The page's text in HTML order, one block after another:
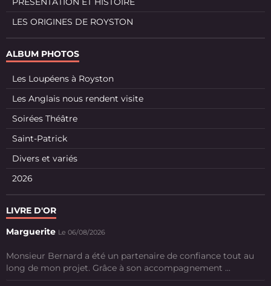
LES ORIGINES DE ROYSTON
ALBUM PHOTOS
Les Loupéens à Royston
Les Anglais nous rendent visite
Soirées Théâtre
Saint-Patrick
Divers et variés
2026
LIVRE D'OR
Marguerite Le 06/08/2026
Monsieur Bernard a été un partenaire de confiance tout au
long de mon projet. Grâce à son accompagnement ...